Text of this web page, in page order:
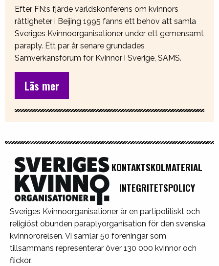
Efter FN:s fjärde världskonferens om kvinnors
rättigheter i Beijing 1995 fanns ett behov att samla
Sveriges Kvinnoorganisationer under ett gemensamt
paraply. Ett par år senare grundades
Samverkansforum för Kvinnor i Sverige, SAMS.
Läs mer
Sveriges Kvinnoorganisationer är en partipolitiskt och
religiöst obunden paraplyorganisation för den svenska
kvinnorörelsen. Vi samlar 50 föreningar som
tillsammans representerar över 130 000 kvinnor och
flickor.
KONTAKTSKOLMATERIAL
INTEGRITETSPOLICY